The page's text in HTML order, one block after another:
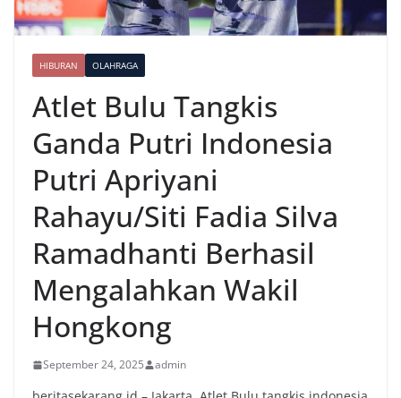
HIBURAN OLAHRAGA
Atlet Bulu Tangkis
Ganda Putri Indonesia
Putri Apriyani
Rahayu/Siti Fadia Silva
Ramadhanti Berhasil
Mengalahkan Wakil
Hongkong
September 24, 2025 admin